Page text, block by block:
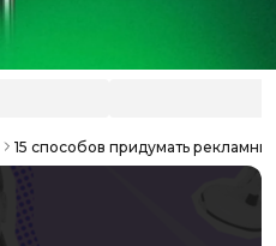
15 способов придумать